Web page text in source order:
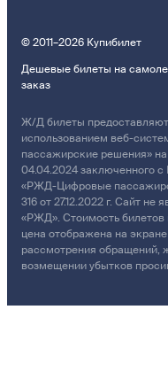
© 2011–2026 Купибилет
Дешевые билеты на
заказ
Ж/Д билеты
использованием веб-
пассажирские решения»
04.04.2024 заключенного
«РЖД-Цифровые
316 от 27.12.2022 г. Сайт
«РЖД». Стоимость билетов
цена отображена на
рассмотрения обращений,
возмещении убытков